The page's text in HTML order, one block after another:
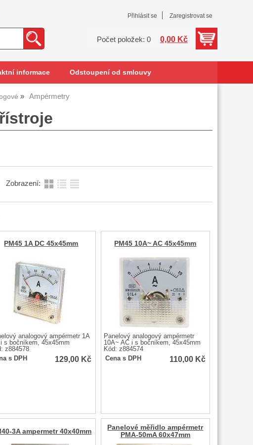
Přihlásit se Zaregistrovat se
Počet položek: 0 0,00 Kč
informace Odstoupení od smlouvy
Ampérmetry
Zobrazení:
PM45 1A DC 45x45mm
analogový ampérmetr 1A
i s bočníkem, 45x45mm
z884578
s DPH
129,00 Kč
PM45 10A~ AC 45x45mm
Panelový analogový ampérmetr
10A~ AC i s bočníkem, 45x45mm
Kód: z884574
Cena s DPH
110,00 Kč
3A ampermetr 40x40mm
Panelové měřidlo ampérmetr
PMA-50mA 60x47mm